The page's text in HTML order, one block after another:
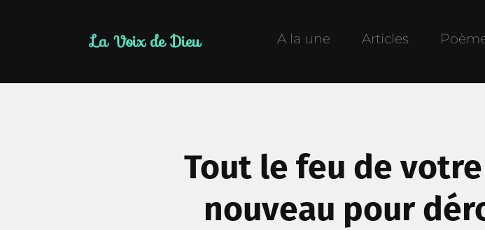
La Voix de Dieu A la une Articles
Tout le feu de
nouveau pour